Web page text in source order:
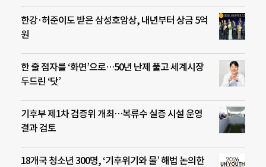
한강·허준이도 받은 삼성호암상, 내년부터 상금 5억
원
한 줄 점자를 ‘화면’으로…50년 난제 풀고 세계시장
두드린 ‘닷’
기후부 제1차 검증위 개최…복류수 실증 시설 운영
결과 검토
18개국 청소년 300명, ‘기후위기와 물’ 해법 논의한